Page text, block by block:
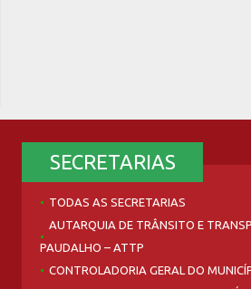
SECRETARIAS
TODAS AS SECRETARIAS
AUTARQUIA DE TRÂNSITO E
PAUDALHO – ATTP
CONTROLADORIA GERAL DO